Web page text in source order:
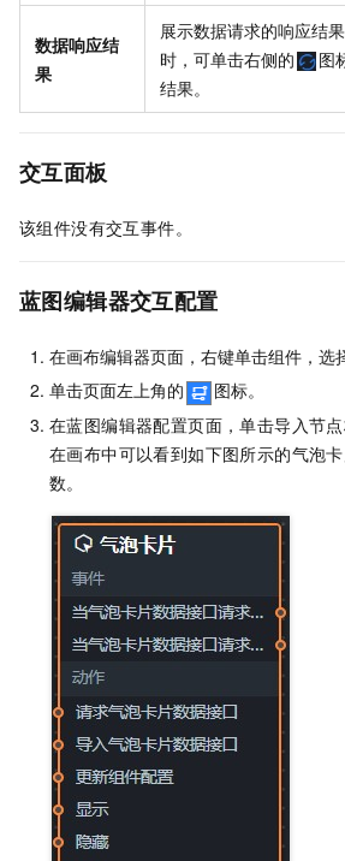
数据响应结
果
展示数据请求的响应结
时，可单击右侧的
图
结果。
交互面板
该组件没有交互事件。
蓝图编辑器交互配置
在画布编辑器页面，右键单击组件，选
单击页面左上角的
图标。
在蓝图编辑器配置页面，单击导入节
在画布中可以看到如下图所示的气泡
数。